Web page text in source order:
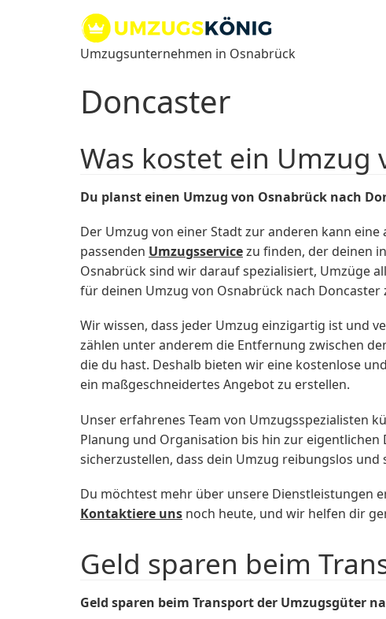
Umzugsunternehmen in Osnabrück
Doncaster
Was kostet ein Umzug
Du planst einen Umzug von Osnabrück nach
Der Umzug von einer Stadt zur anderen kann
passenden Umzugsservicezu finden, der deinen
Osnabrück sind wir darauf spezialisiert, Umzüge
für deinen Umzug von Osnabrück nach Doncaster
Wir wissen, dass jeder Umzug einzigartig ist und
zählen unter anderem die Entfernung zwischen
die du hast. Deshalb bieten wir eine kostenlose
ein maßgeschneidertes Angebot zu erstellen.
Unser erfahrenes Team von Umzugsspezialisten
Planung und Organisation bis hin zur
sicherzustellen, dass dein Umzug reibungslos
Du möchtest mehr über unsere Dienstleistungen
Kontaktiere uns noch heute, und wir helfen dir
Geld sparen beim
Geld sparen beim Transport der Umzugsgüter